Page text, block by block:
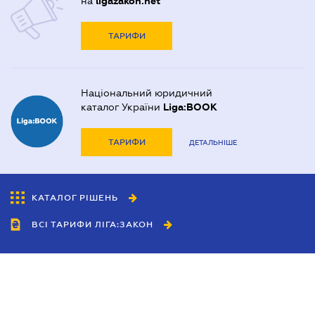
ТАРИФИ
Національний юридичний
каталог України Liga:BOOK
ТАРИФИ ДЕТАЛЬНІШЕ
КАТАЛОГ РІШЕНЬ
ВСІ ТАРИФИ ЛІГА:ЗАКОН